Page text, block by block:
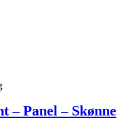
– Panel – Skønne